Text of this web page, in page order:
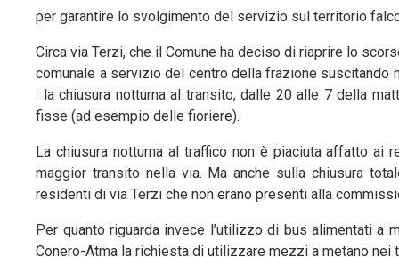
per garantire lo svolgimento del servizio sul territorio
Circa via Terzi, che il Comune ha deciso di riaprire lo
comunale a servizio del centro della frazione suscitando
: la chiusura notturna al transito, dalle 20 alle 7 della
fisse (ad esempio delle fioriere).
La chiusura notturna al traffico non è piaciuta affatto
maggior transito nella via. Ma anche sulla chiusura
residenti di via Terzi che non erano presenti alla
Per quanto riguarda invece l’utilizzo di bus alimentati
Conero-Atma la richiesta di utilizzare mezzi a metano